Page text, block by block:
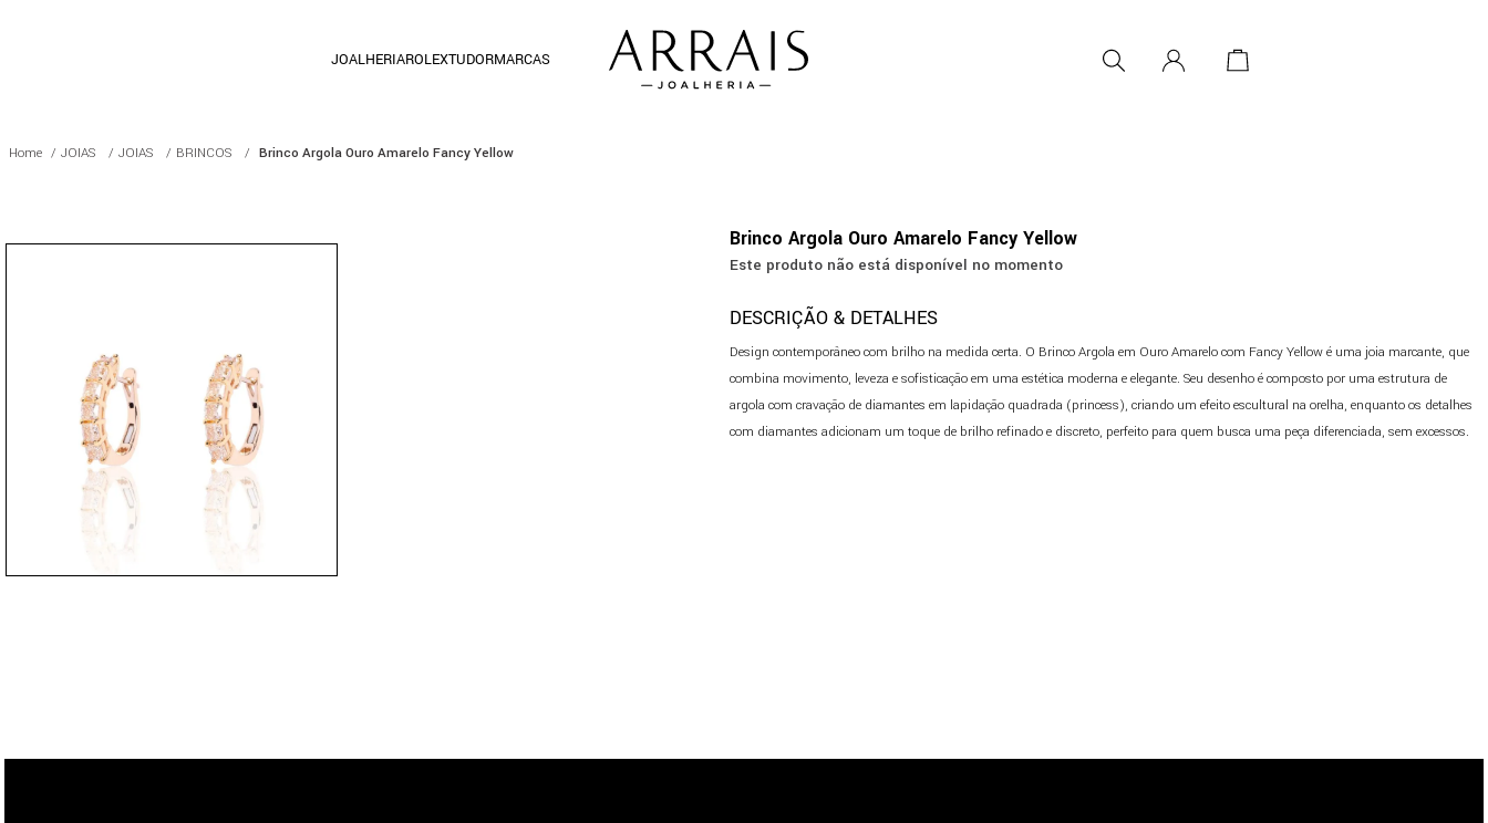
JOALHERIAROLEXTUDORMARCAS
JOIAS JOIAS BRINCOS Brinco Argola Ouro Amarelo Fancy Yellow
Brinco Argola Ouro Amarelo Fancy Yellow
Este produto não está disponível no momento
DESCRIÇÃO & DETALHES
Design contemporâneo com brilho na medida certa. O Brinco Argola em Ouro Amarelo com Fancy Yellow é uma joia marcante, que
combina movimento, leveza e sofisticação em uma estética moderna e elegante. Seu desenho é composto por uma estrutura de
argola com cravação de diamantes em lapidação quadrada (princess), criando um efeito escultural na orelha, enquanto os detalhes
com diamantes adicionam um toque de brilho refinado e discreto, perfeito para quem busca uma peça diferenciada, sem excessos.